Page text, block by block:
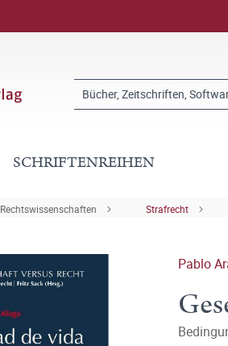
SCHRIFTENREIHEN
Rechtswissenschaften Strafrecht
Pablo